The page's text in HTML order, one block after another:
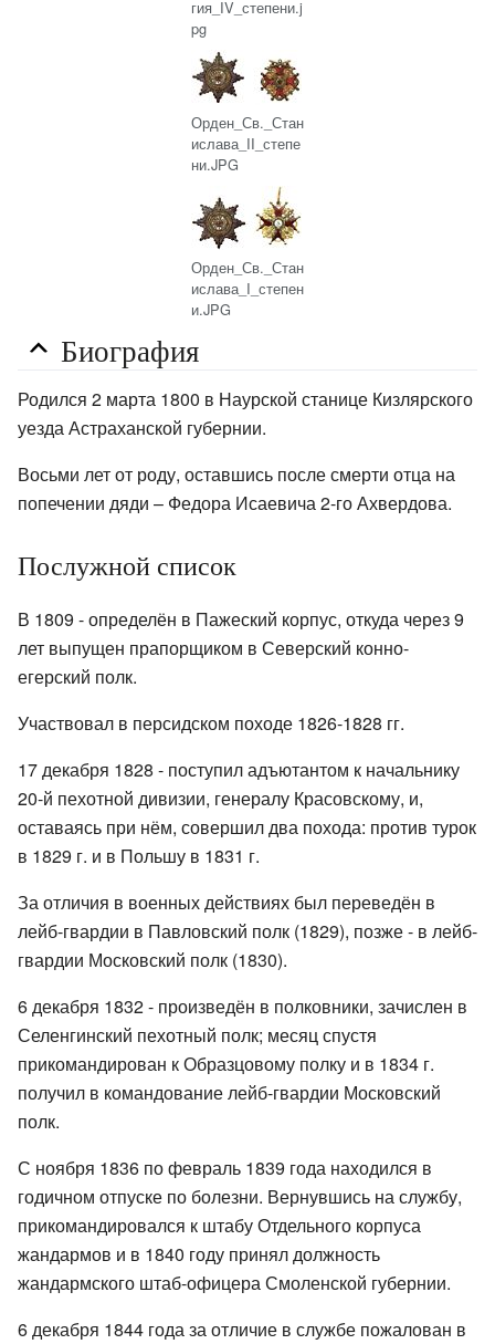
гия_IV_степени.j
pg
Орден_Св._Стан
ислава_II_степе
ни.JPG
Орден_Св._Стан
ислава_I_степен
и.JPG
Биография
Родился 2 марта 1800 в Наурской станице Кизлярского
уезда Астраханской губернии.
Восьми лет от роду, оставшись после смерти отца на
попечении дяди – Федора Исаевича 2-го Ахвердова.
Послужной список
В 1809 - определён в Пажеский корпус, откуда через 9
лет выпущен прапорщиком в Северский конно-
егерский полк.
Участвовал в персидском походе 1826-1828 гг.
17 декабря 1828 - поступил адъютантом к начальнику
20-й пехотной дивизии, генералу Красовскому, и,
оставаясь при нём, совершил два похода: против турок
в 1829 г. и в Польшу в 1831 г.
За отличия в военных действиях был переведён в
лейб-гвардии в Павловский полк (1829), позже - в лейб-
гвардии Московский полк (1830).
6 декабря 1832 - произведён в полковники, зачислен в
Селенгинский пехотный полк; месяц спустя
прикомандирован к Образцовому полку и в 1834 г.
получил в командование лейб-гвардии Московский
полк.
С ноября 1836 по февраль 1839 года находился в
годичном отпуске по болезни. Вернувшись на службу,
прикомандировался к штабу Отдельного корпуса
жандармов и в 1840 году принял должность
жандармского штаб-офицера Смоленской губернии.
6 декабря 1844 года за отличие в службе пожалован в